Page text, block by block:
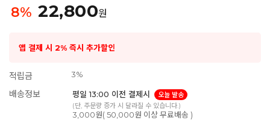
8% 22,800원
앱 결제 시 2% 즉시 추가할인
적립금 3%
배송정보 평일 13:00 이전 결제시
오늘 발송
(단, 주문량 증가 시 달라질 수 있습니다.)
3,000원( 50,000원 이상 무료배송 )